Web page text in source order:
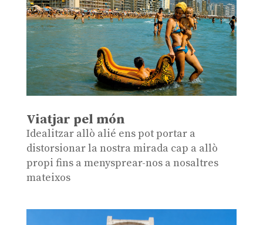
Viatjar pel món
Idealitzar allò alié ens pot portar a
distorsionar la nostra mirada cap a allò
propi fins a menysprear-nos a nosaltres
mateixos